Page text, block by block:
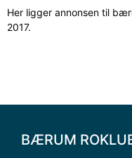
Her ligger annonsen til
2017.
BÆRUM